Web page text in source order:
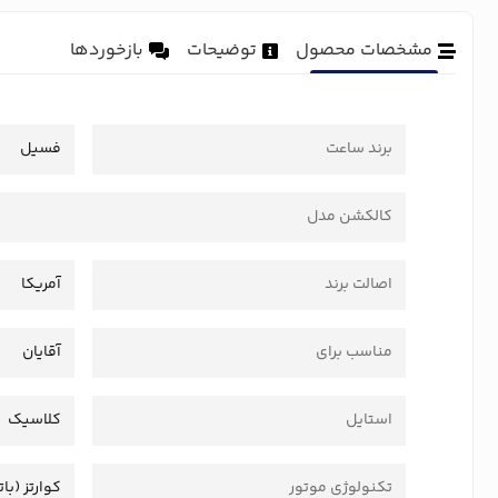
مشخصات محصول توضیحات بازخوردها
برند ساعت فسیل
کالکشن مدل
اصالت برند آمریکا
مناسب برای آقایان
استایل کلاسیک
تکنولوژی موتور کوارتز